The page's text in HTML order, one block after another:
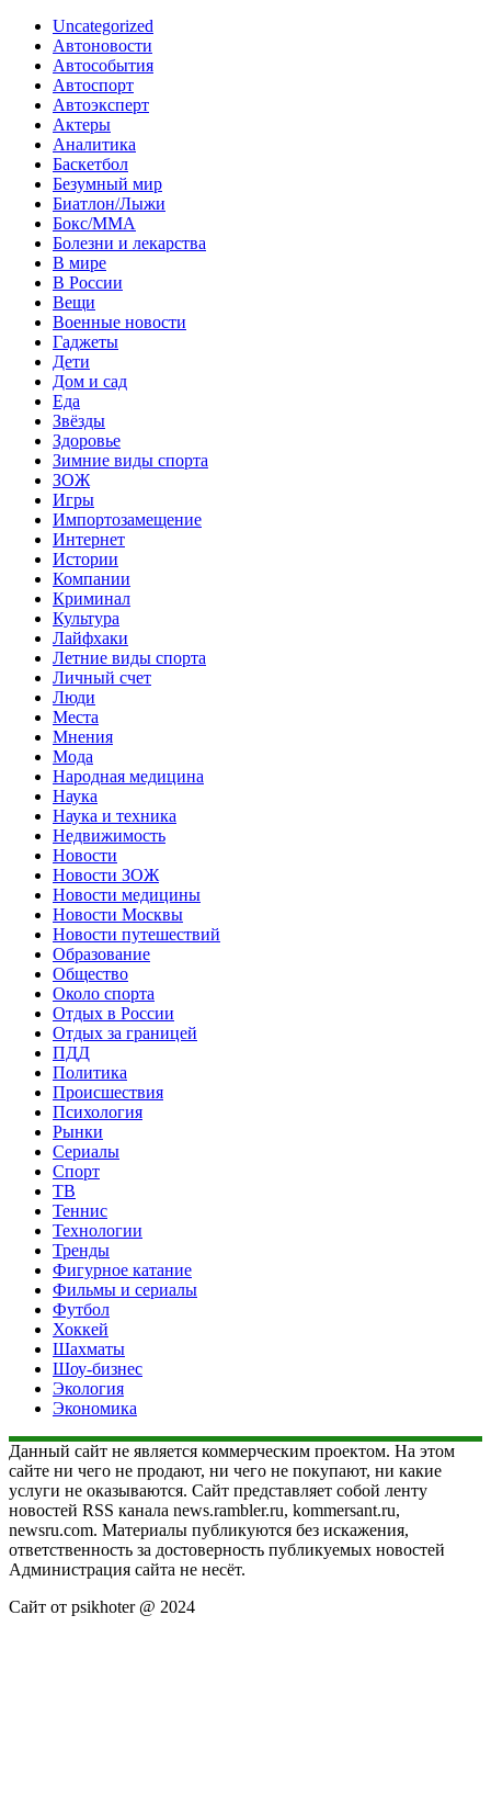
Uncategorized
Автоновости
Автособытия
Автоспорт
Автоэксперт
Актеры
Аналитика
Баскетбол
Безумный мир
Биатлон/Лыжи
Бокс/MMA
Болезни и лекарства
В мире
В России
Вещи
Военные новости
Гаджеты
Дети
Дом и сад
Еда
Звёзды
Здоровье
Зимние виды спорта
ЗОЖ
Игры
Импортозамещение
Интернет
Истории
Компании
Криминал
Культура
Лайфхаки
Летние виды спорта
Личный счет
Люди
Места
Мнения
Мода
Народная медицина
Наука
Наука и техника
Недвижимость
Новости
Новости ЗОЖ
Новости медицины
Новости Москвы
Новости путешествий
Образование
Общество
Около спорта
Отдых в России
Отдых за границей
ПДД
Политика
Происшествия
Психология
Рынки
Сериалы
Спорт
ТВ
Теннис
Технологии
Тренды
Фигурное катание
Фильмы и сериалы
Футбол
Хоккей
Шахматы
Шоу-бизнес
Экология
Экономика
Данный сайт не является коммерческим проектом. На этом
сайте ни чего не продают, ни чего не покупают, ни какие
услуги не оказываются. Сайт представляет собой ленту
новостей RSS канала news.rambler.ru, kommersant.ru,
newsru.com. Материалы публикуются без искажения,
ответственность за достоверность публикуемых новостей
Администрация сайта не несёт.
Сайт от psikhoter @ 2024